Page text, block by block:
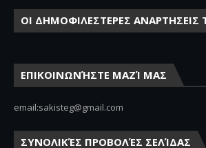
ΟΙ ΔΗΜΟΦΙΛΕΣΤΕΡΕΣ
ΕΠΙΚΟΙΝΩΝΉΣΤΕ ΜΑΖΊ ΜΑΣ
email:sakisteg@gmail.com
ΣΥΝΟΛΙΚΈΣ ΠΡΟΒΟΛΈΣ ΣΕΛΊΔΑΣ